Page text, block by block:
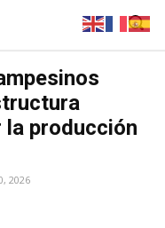
la producción
2026